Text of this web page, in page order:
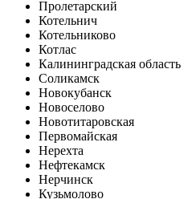
Пролетарский
Котельнич
Котельниково
Котлас
Калининградская область
Соликамск
Новокубанск
Новоселово
Новотитаровская
Первомайская
Нерехта
Нефтекамск
Нерчинск
Кузьмолово